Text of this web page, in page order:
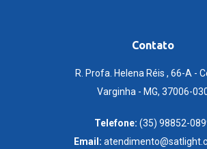
Contato
R. Profa. Helena Réis , 66-A -
Varginha - MG, 37006-
Telefone: (35) 98852-
Email: